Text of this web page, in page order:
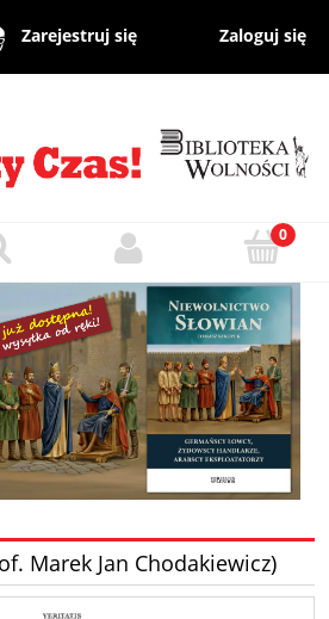
Zarejestruj się Zaloguj się
Marek Jan Chodakiewicz)